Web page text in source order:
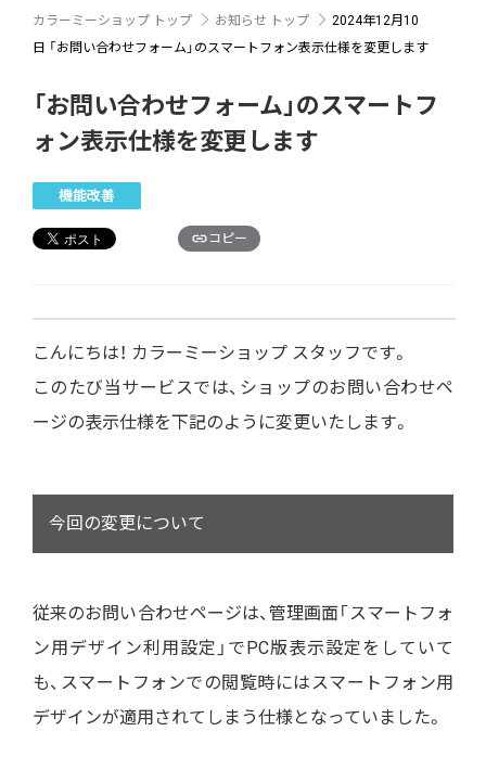
カラーミーショップ トップ お知らせ トップ
2024年12月10
日 「お問い合わせフォーム」のスマートフォン表示仕様を変更します
「お問い合わせフォーム」のスマートフ
ォン表示仕様を変更します
機能改善
コピー
こんにちは！ カラーミーショップ スタッフです。
このたび当サービスでは、ショップのお問い合わせペ
ージの表示仕様を下記のように変更いたします。
今回の変更について
従来のお問い合わせページは、管理画面「スマートフォ
ン用デザイン利用設定」でPC版表示設定をしていて
も、スマートフォンでの閲覧時にはスマートフォン用
デザインが適用されてしまう仕様となっていました。